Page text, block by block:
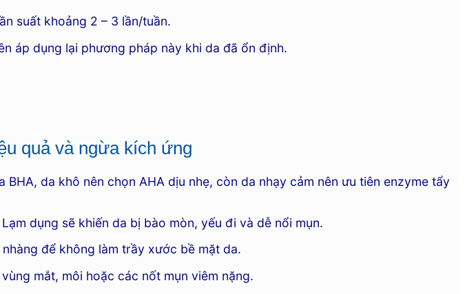
suất khoảng 2 – 3 lần/tuần.
áp dụng lại phương pháp này khi da đã ổn định.
quả và ngừa kích ứng
da khô nên chọn AHA dịu nhẹ, còn da nhạy cảm nên ưu tiên enzyme tẩy
dụng sẽ khiến da bị bào mòn, yếu đi và dễ nổi mụn.
để không làm trầy xước bề mặt da.
mắt, môi hoặc các nốt mụn viêm nặng.